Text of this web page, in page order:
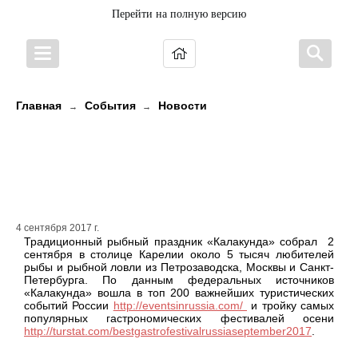
Перейти на полную версию
Главная → События → Новости
4 сентября 2017 г.
Традиционный рыбный праздник «Калакунда» собрал 2
сентября в столице Карелии около 5 тысяч любителей
рыбы и рыбной ловли из Петрозаводска, Москвы и Санкт-
Петербурга. По данным федеральных источников
«Калакунда» вошла в топ 200 важнейших туристических
событий России http://eventsinrussia.com/
и тройку самых
популярных гастрономических фестивалей осени
http://turstat.com/bestgastrofestivalrussiaseptember2017.